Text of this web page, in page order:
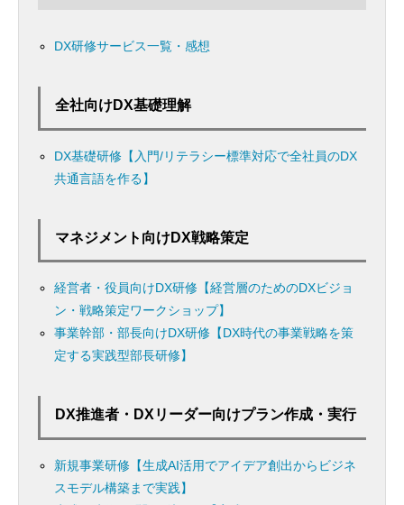
DX研修サービス一覧・感想
全社向けDX基礎理解
DX基礎研修【入門/リテラシー標準対応で全社員のDX
共通言語を作る】
マネジメント向けDX戦略策定
経営者・役員向けDX研修【経営層のためのDXビジョ
ン・戦略策定ワークショップ】
事業幹部・部長向けDX研修【DX時代の事業戦略を策
定する実践型部長研修】
DX推進者・DXリーダー向けプラン作成・実行
新規事業研修【生成AI活用でアイデア創出からビジネ
スモデル構築まで実践】